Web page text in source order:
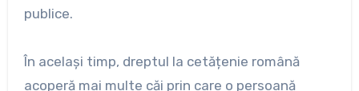
publice.
În același timp, dreptul la cetățenie română
acoperă mai multe căi prin care o persoană